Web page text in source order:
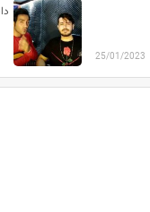
25/01/2023